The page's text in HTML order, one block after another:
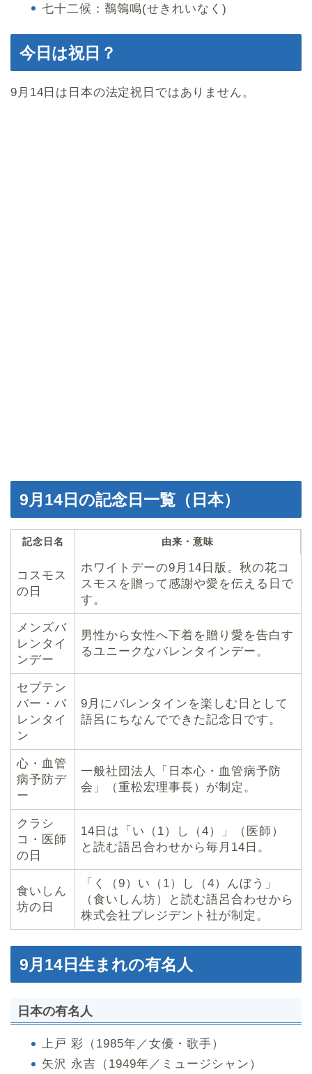
七十二候：鶺鴒鳴(せきれいなく)
今日は祝日？
9月14日は日本の法定祝日ではありません。
9月14日の記念日一覧（日本）
記念日名 由来・意味
コスモス
の日
ホワイトデーの9月14日版。秋の花コ
スモスを贈って感謝や愛を伝える日で
す。
メンズバ
レンタイ
ンデー
男性から女性へ下着を贈り愛を告白す
るユニークなバレンタインデー。
セプテン
バー・バ
レンタイ
ン
9月にバレンタインを楽しむ日として
語呂にちなんでできた記念日です。
心・血管
病予防デ
ー
一般社団法人「日本心・血管病予防
会」（重松宏理事長）が制定。
クラシ
コ・医師
の日
14日は「い（1）し（4）」（医師）
と読む語呂合わせから毎月14日。
食いしん
坊の日
「く（9）い（1）し（4）んぼう」
（食いしん坊）と読む語呂合わせから
株式会社プレジデント社が制定。
9月14日生まれの有名人
日本の有名人
上戸 彩（1985年／女優・歌手）
矢沢 永吉（1949年／ミュージシャン）